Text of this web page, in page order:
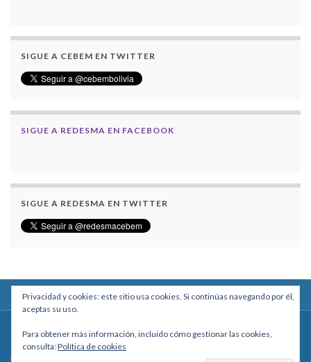
SIGUE A CEBEM EN TWITTER
SIGUE A REDESMA EN FACEBOOK
SIGUE A REDESMA EN TWITTER
Calle Macario Pinilla # 2588 esq. Av. Arce, Edificio Arcadia, Mezzanine, Of. 101
- La Paz, Bolivia
Privacidad y cookies: este sitio usa cookies. Si continúas navegando por él,
aceptas su uso.
Para obtener más información, incluido cómo gestionar las cookies,
consulta:Política de cookies